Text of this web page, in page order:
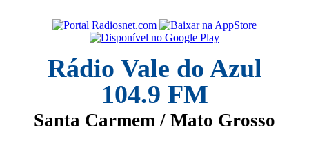
Rádio Vale do Azul
104.9 FM
Santa Carmem / Mato Grosso